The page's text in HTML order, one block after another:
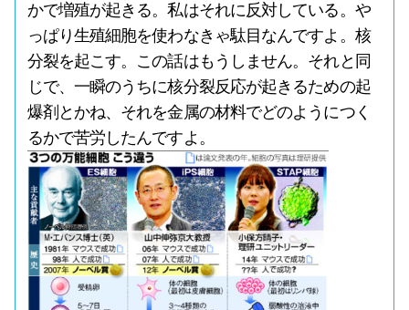
かで増殖が起きる。私はそれに反対している。や
っぱり生殖細胞を使わなきゃ駄目なんですよ。核
分裂を起こす。この話はもうしません。それと同
じで、一瞬のうちに核分裂反応が起きるための起
爆剤とかね、それを金属の材料でどのようにつく
るかで苦労したんですよ。